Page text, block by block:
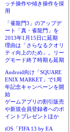
ッチ操作や傾き操作を採
用
「雀龍門3」のアップデ
ート「真・雀龍門」を
2013年1月15日に延期
理由は「さらなるクオリ
ティ向上のため」。リー
グモード終了時期も延期
Android向け「SQUARE
ENIX MARKET」で1周
年記念キャンペーンを開
始
ゲームアプリの割引販売
や新規会員登録者へのポ
イントプレゼントほか
iOS「FIFA 13 by EA